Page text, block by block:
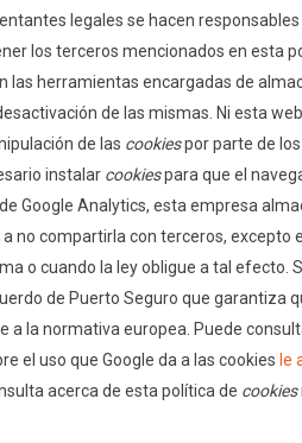
legales se hacen
los terceros mencionados en esta
las herramientas encargadas de
de las mismas. Ni esta
de las cookiespor parte de
instalar cookiespara que el
Google Analytics, esta empresa
no compartirla con terceros, excepto
o cuando la ley obligue a tal efecto.
de Puerto Seguro que garantiza
a la normativa europea. Puede
el uso que Google da a las cookies le
acerca de esta política de cookies